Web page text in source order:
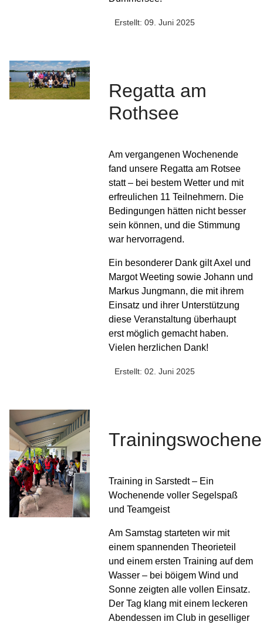
Erstellt: 09. Juni 2025
Regatta am
Rothsee
Am vergangenen Wochenende
fand unsere Regatta am Rotsee
statt – bei bestem Wetter und mit
erfreulichen 11 Teilnehmern. Die
Bedingungen hätten nicht besser
sein können, und die Stimmung
war hervorragend.
Ein besonderer Dank gilt Axel und
Margot Weeting sowie Johann und
Markus Jungmann, die mit ihrem
Einsatz und ihrer Unterstützung
diese Veranstaltung überhaupt
erst möglich gemacht haben.
Vielen herzlichen Dank!
Erstellt: 02. Juni 2025
Training in Sarstedt – Ein
Wochenende voller Segelspaß
und Teamgeist
Am Samstag starteten wir mit
einem spannenden Theorieteil
und einem ersten Training auf dem
Wasser – bei böigem Wind und
Sonne zeigten alle vollen Einsatz.
Der Tag klang mit einem leckeren
Abendessen im Club in geselliger